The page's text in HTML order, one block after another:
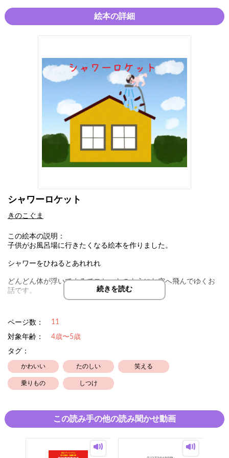
絵本の詳細
シャワーロケット
きのこぐま
この絵本の説明：
子供がお風呂場に行きたくなる絵本を作りました。
シャワーをひねるとあれれれ
どんどん体が浮いてまるでロケットのようにお空へ飛んでゆくお
話です。
か
そんなお話をしながらお子様と一緒にお風呂に入ってみてくださ
※9月9日より一部内容変更したため再投稿しております。
続きを読む
ページ数： 11
対象年齢：
4歳〜5歳
タグ：
かわいい たのしい 笑える
乗りもの しつけ
この読み手の他の読み聞かせ動画